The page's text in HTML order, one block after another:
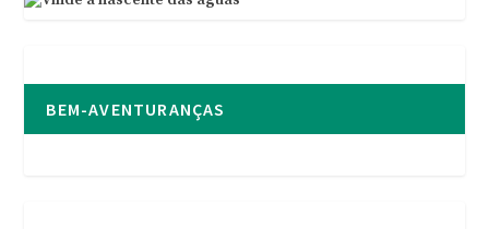
BEM-AVENTURANÇAS